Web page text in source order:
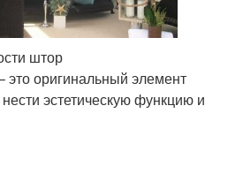
штор
это оригинальный элемент
эстетическую функцию и